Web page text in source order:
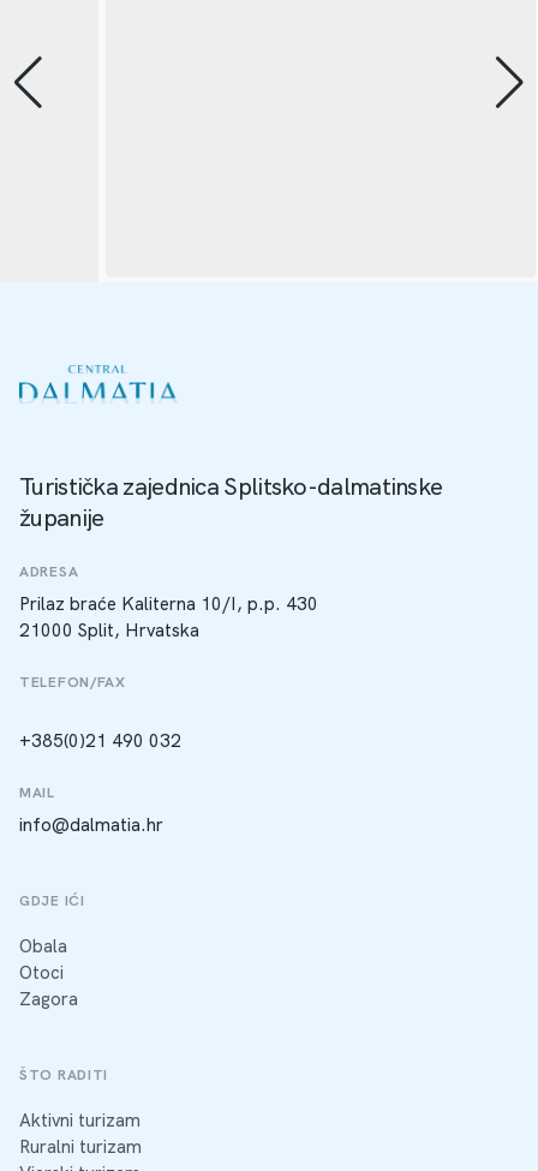
Turistička zajednica Splitsko-dalmatinske
županije
ADRESA
Prilaz braće Kaliterna 10/I, p.p. 430
21000 Split, Hrvatska
TELEFON/FAX
+385(0)21 490 032
MAIL
info@dalmatia.hr
GDJE IĆI
Obala
Otoci
Zagora
ŠTO RADITI
Aktivni turizam
Ruralni turizam